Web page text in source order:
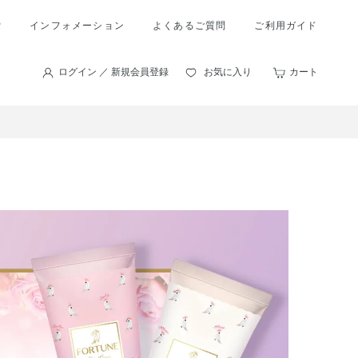
インフォメーション よくあるご質問 ご利用ガイド
ログイン ／ 新規会員登録 お気に入り カート